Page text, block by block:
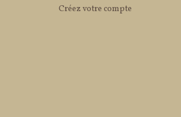
Créez votre compte